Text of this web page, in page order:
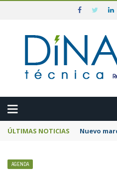
ÚLTIMAS NOTICIAS Nuevo
AGENDA